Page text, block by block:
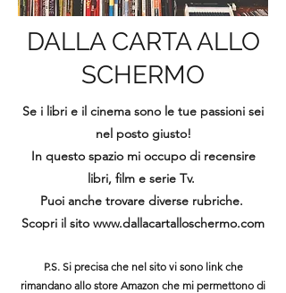
DALLA CARTA ALLO
SCHERMO
Se i libri e il cinema sono le tue passioni sei
nel posto giusto!
In questo spazio mi occupo di recensire
libri, film e serie Tv.
Puoi anche trovare diverse rubriche.
Scopri il sito www.dallacartalloschermo.com
P.S. Si precisa che nel sito vi sono link che
rimandano allo store Amazon che mi permettono di